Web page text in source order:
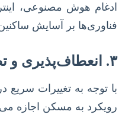
فناوری‌ها بر آسایش
۳. انعطاف‌پذیری و تطبیق‌پذیری مسکن
با توجه به تغییرات
رویکرد به مسکن اجازه